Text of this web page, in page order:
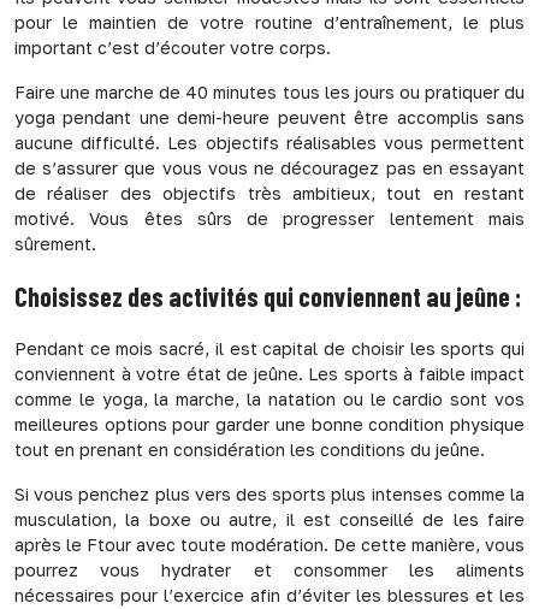
pour le maintien de votre routine d’entraînement, le plus
important c’est d’écouter votre corps.
Faire une marche de 40 minutes tous les jours ou pratiquer du
yoga pendant une demi-heure peuvent être accomplis sans
aucune difficulté. Les objectifs réalisables vous permettent
de s’assurer que vous vous ne découragez pas en essayant
de réaliser des objectifs très ambitieux, tout en restant
motivé. Vous êtes sûrs de progresser lentement mais
sûrement.
Choisissez des activités qui conviennent au jeûne :
Pendant ce mois sacré, il est capital de choisir les sports qui
conviennent à votre état de jeûne. Les sports à faible impact
comme le yoga, la marche, la natation ou le cardio sont vos
meilleures options pour garder une bonne condition physique
tout en prenant en considération les conditions du jeûne.
Si vous penchez plus vers des sports plus intenses comme la
musculation, la boxe ou autre, il est conseillé de les faire
après le Ftour avec toute modération. De cette manière, vous
pourrez vous hydrater et consommer les aliments
nécessaires pour l’exercice afin d’éviter les blessures et les